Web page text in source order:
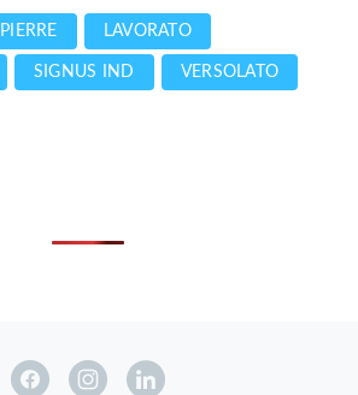
LAVORATO
SIGNUS IND VERSOLATO